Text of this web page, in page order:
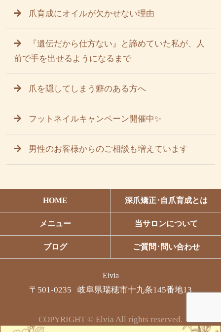
爪育成にオイルが欠かせない理由
『遺伝だから仕方ない』と諦めていた私が、人
前で手を出せるようになるまで
爪を隠してしまう癖のある方へ
フットネイルキャンペーン開催中✨
男性のお客様からのご相談も増えています
HOME 深爪矯正･自爪育成とは
メニュー 当サロンについて
ブログ ご質問･問い合わせ
Elvia
〒501-0235 岐阜県瑞穂市十九条145番地13
COPYRIGHT © Elvia All rights reserved.